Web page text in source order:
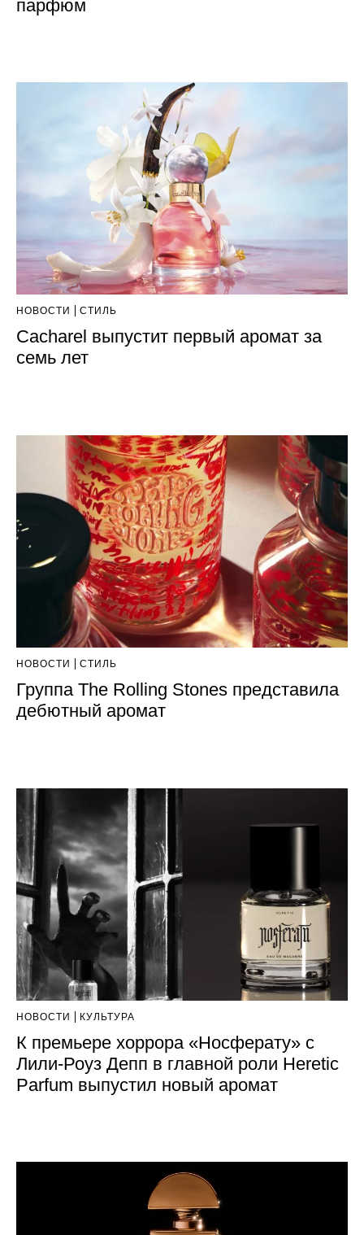
парфюм
НОВОСТИ СТИЛЬ
Cacharel выпустит первый аромат за
семь лет
НОВОСТИ СТИЛЬ
Группа The Rolling Stones представила
дебютный аромат
НОВОСТИ КУЛЬТУРА
К премьере хоррора «Носферату» с
Лили-Роуз Депп в главной роли Heretic
Parfum выпустил новый аромат